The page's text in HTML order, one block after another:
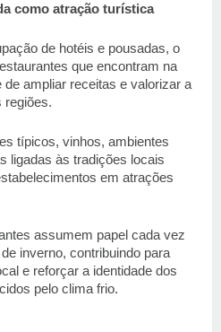
como atração turística
de hotéis e pousadas, o
que encontram na
ampliar receitas e valorizar a
regiões.
típicos, vinhos, ambientes
ligadas às tradições locais
em atrações
assumem papel cada vez
inverno, contribuindo para
e reforçar a identidade dos
pelo clima frio.